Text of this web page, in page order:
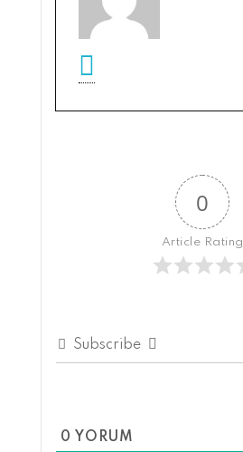
0
Article Rating
Subscribe
0 YORUM